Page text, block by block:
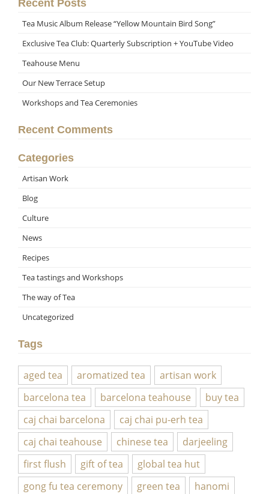
Recent Posts
Tea Music Album Release “Yellow Mountain Bird Song”
Exclusive Tea Club: Quarterly Subscription + YouTube Video
Teahouse Menu
Our New Terrace Setup
Workshops and Tea Ceremonies
Recent Comments
Categories
Artisan Work
Blog
Culture
News
Recipes
Tea tastings and Workshops
The way of Tea
Uncategorized
Tags
aged tea aromatized tea
artisan work
barcelona tea
barcelona teahouse
buy tea
caj chai barcelona
caj chai pu-erh tea
caj chai teahouse
chinese tea
darjeeling
first flush
gift of tea
global tea hut
gong fu tea ceremony
green tea
hanomi